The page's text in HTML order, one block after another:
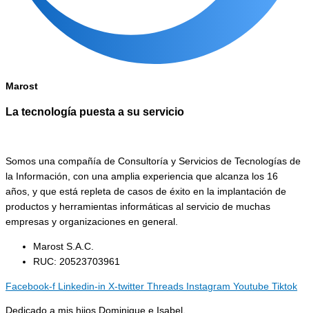
Marost
La tecnología puesta a su servicio
Somos una compañía de Consultoría y Servicios de Tecnologías de
la Información, con una amplia experiencia que alcanza los 16
años, y que está repleta de casos de éxito en la implantación de
productos y herramientas informáticas al servicio de muchas
empresas y organizaciones en general.
Marost S.A.C.
RUC: 20523703961
Facebook-f Linkedin-in X-twitter Threads Instagram Youtube Tiktok
Dedicado a mis hijos Dominique e Isabel.